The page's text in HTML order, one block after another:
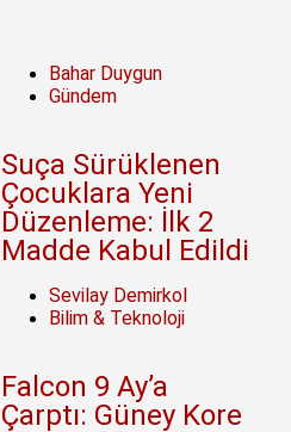
Bahar Duygun
Gündem
Suça Sürüklenen
Çocuklara Yeni
Düzenleme: İlk 2
Madde Kabul Edildi
Sevilay Demirkol
Bilim & Teknoloji
Falcon 9 Ay’a
Çarptı: Güney Kore